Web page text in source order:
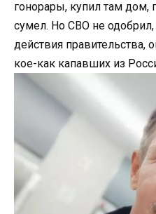
гонорары, купил там дом,
сумел. Но СВО не
действия правительства,
кое-как капавших из